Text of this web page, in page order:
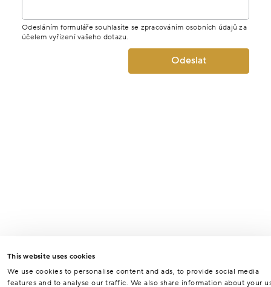
This website uses cookies
We use cookies to personalise content and ads, to provide social media
features and to analyse our traffic. We also share information about your
Odesláním formuláře souhlasíte se zpracováním osobních údajů za
účelem vyřízení vašeho dotazu.
Odeslat